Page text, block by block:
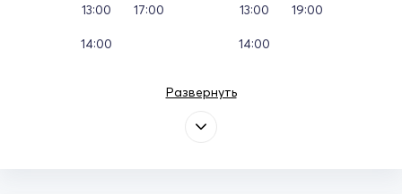
13:00
14:00
17:00 13:00
14:00
19:00
Развернуть